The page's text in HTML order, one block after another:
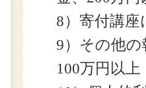
8）寄付講
9）その他
100万円以上